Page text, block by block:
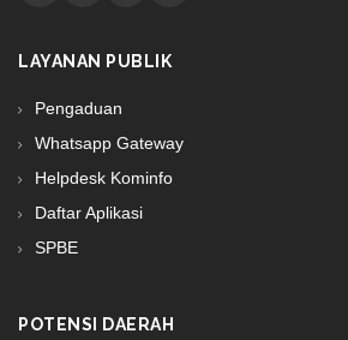
LAYANAN PUBLIK
Pengaduan
Whatsapp Gateway
Helpdesk Kominfo
Daftar Aplikasi
SPBE
POTENSI DAERAH